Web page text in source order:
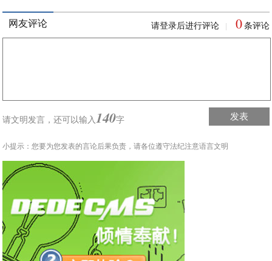
网友评论 请登录后进行评论 0 条评论
请文明发言，还可以输入140字 发表
小提示：您要为您发表的言论后果负责，请各位遵守法纪注意语言文明